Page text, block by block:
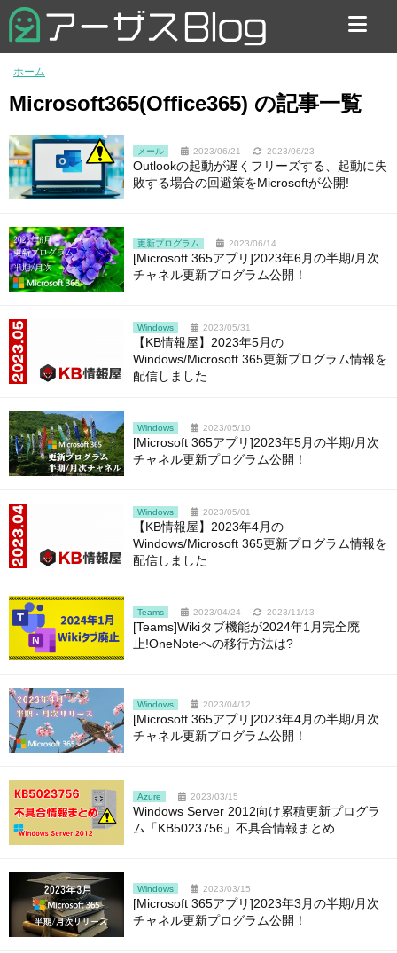
お問い合わせ
ホーム
Microsoft365(Office365) の記事一覧
メール 2023/06/21 2023/06/23
Outlookの起動が遅くフリーズする、起動に失
敗する場合の回避策をMicrosoftが公開!
更新プログラム 2023/06/14
[Microsoft 365アプリ]2023年6月の半期/月次
チャネル更新プログラム公開！
Windows 2023/05/31
【KB情報屋】2023年5月の
Windows/Microsoft 365更新プログラム情報を
配信しました
Windows 2023/05/10
[Microsoft 365アプリ]2023年5月の半期/月次
チャネル更新プログラム公開！
Windows 2023/05/01
【KB情報屋】2023年4月の
Windows/Microsoft 365更新プログラム情報を
配信しました
Teams 2023/04/24 2023/11/13
[Teams]Wikiタブ機能が2024年1月完全廃
止!OneNoteへの移行方法は?
Windows 2023/04/12
[Microsoft 365アプリ]2023年4月の半期/月次
チャネル更新プログラム公開！
Azure 2023/03/15
Windows Server 2012向け累積更新プログラ
ム「KB5023756」不具合情報まとめ
Windows 2023/03/15
[Microsoft 365アプリ]2023年3月の半期/月次
チャネル更新プログラム公開！